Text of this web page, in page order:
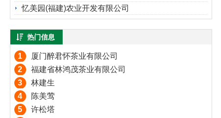
忆美园(福建)农业开发有限公司
热门信息
1
厦门醉君怀茶业有限公司
2
福建省林鸿茂茶业有限公司
3
林建生
4
陈美莺
5
许松塔